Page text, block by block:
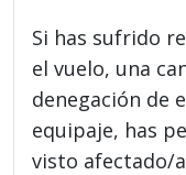
Si has sufrido
el vuelo, una
denegación de
equipaje, has
visto afectado/